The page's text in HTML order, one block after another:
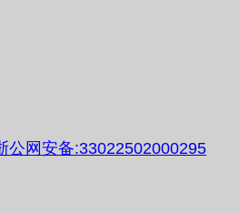
公网安备:33022502000295